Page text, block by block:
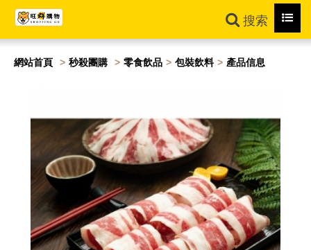
搜索
網站首頁 秒殺團購 零食飲品 包裝飲料 產品信息